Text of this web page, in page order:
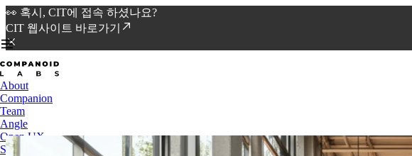
👀 혹시, CIT에 접속 하셨나요?
CIT 웹사이트 바로가기
About
Companion
Team
Angle
Open UX
Spotlight